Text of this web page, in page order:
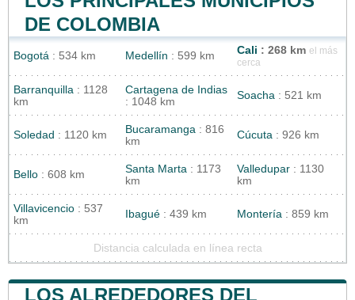
DE COLOMBIA
Bogotá : 534 km Medellín : 599 km Cali : 268 km el más
cerca
Barranquilla : 1128
km
Cartagena de Indias
: 1048 km
Soacha : 521 km
Soledad : 1120 km Bucaramanga : 816
km
Cúcuta : 926 km
Bello : 608 km Santa Marta : 1173
km
Valledupar : 1130
km
Villavicencio : 537
km
Ibagué : 439 km Montería : 859 km
Distancia calculada en línea recta
LOS ALREDEDORES DEL